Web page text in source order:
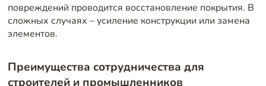
повреждений проводится восстановление покрытия. В
сложных случаях – усиление конструкции или замена
элементов.
Преимущества сотрудничества для
строителей и промышленников